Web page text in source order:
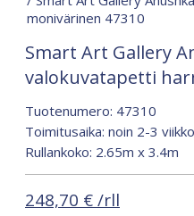
monivärinen 47310
Smart Art Gallery
valokuvatapetti
Tuotenumero: 47310
Toimitusaika: noin 2-3
Rullankoko: 2.65m x 3.4m
248,70 € /rll